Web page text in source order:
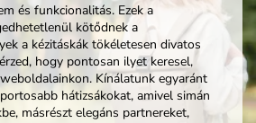
és funkcionalitás. Ezek a
kötődnek a
a kézitáskák tökéletesen divatos
hogy pontosan ilyet keresel,
Kínálatunk egyaránt
hátizsákokat, amivel simán
másrészt elegáns partnereket,